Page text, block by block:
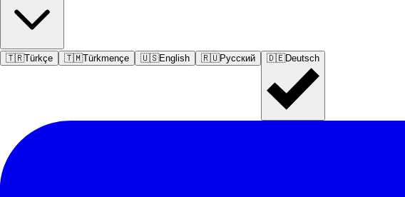
🇹🇷Türkçe 🇹🇲Türkmençe 🇺🇸English 🇷🇺Русский 🇩🇪Deutsch